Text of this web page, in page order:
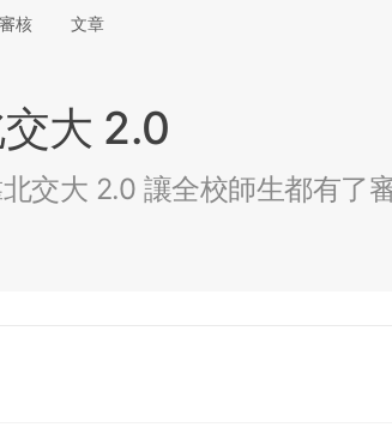
審核 文章
大 2.0
交大 2.0 讓全校師生都有了